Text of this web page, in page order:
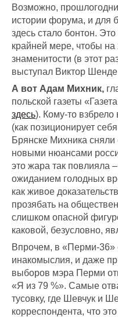
Возможно,
истории форума, и для
здесь стало бонтон.
крайней мере, чтобы на
знаменитости (в этот
выступал Виктор
А вот Адам Михник,
польской газеты
здесь). Кому-то взбрело
(как позиционирует
Брянске Михника
новыми нюансами
это жара так повлияла
ожиданием голодных
как живое
прозябать на
слишком опасной
каковой, безусловно,
Впрочем, в «Перми-36»
инакомыслия, и даже
выборов мэра Перми
«Я из 79 %». Самые
тусовку, где Шевчук и
корреспондента, что